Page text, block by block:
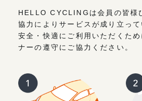
HELLO CYCLINGは会員の皆様
協力によりサービスが成り立って
安全・快適にご利用いただくた
ナーの遵守にご協力ください。